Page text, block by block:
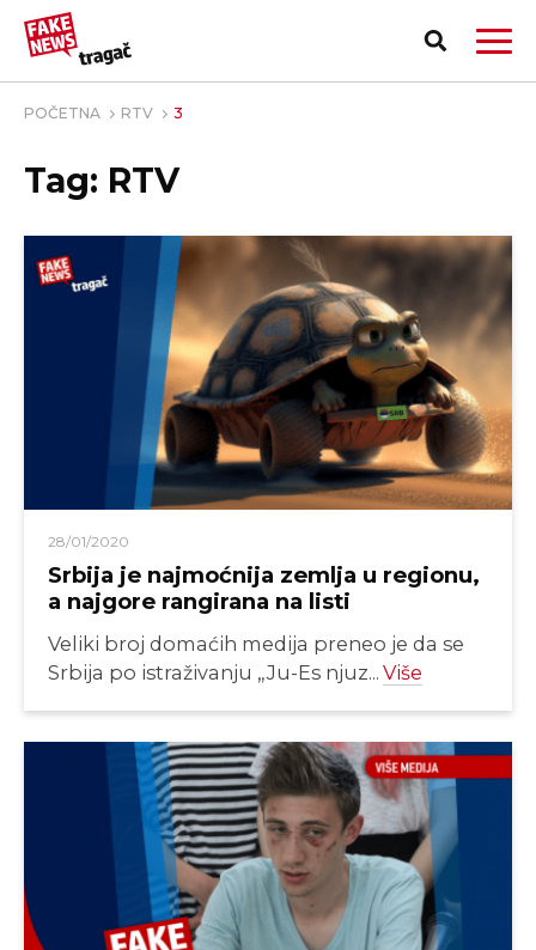
PRIJAVI LAŽNU VEST!
POČETNA RTV 3
Tag: RTV
28/01/2020
Srbija je najmoćnija zemlja u regionu,
a najgore rangirana na listi
Veliki broj domaćih medija preneo je da se
Srbija po istraživanju „Ju-Es njuz... Više